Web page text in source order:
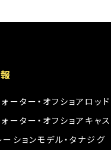
ーター・オフショアロッド
ーター・オフショアキャ
ションモデル・タナジグ